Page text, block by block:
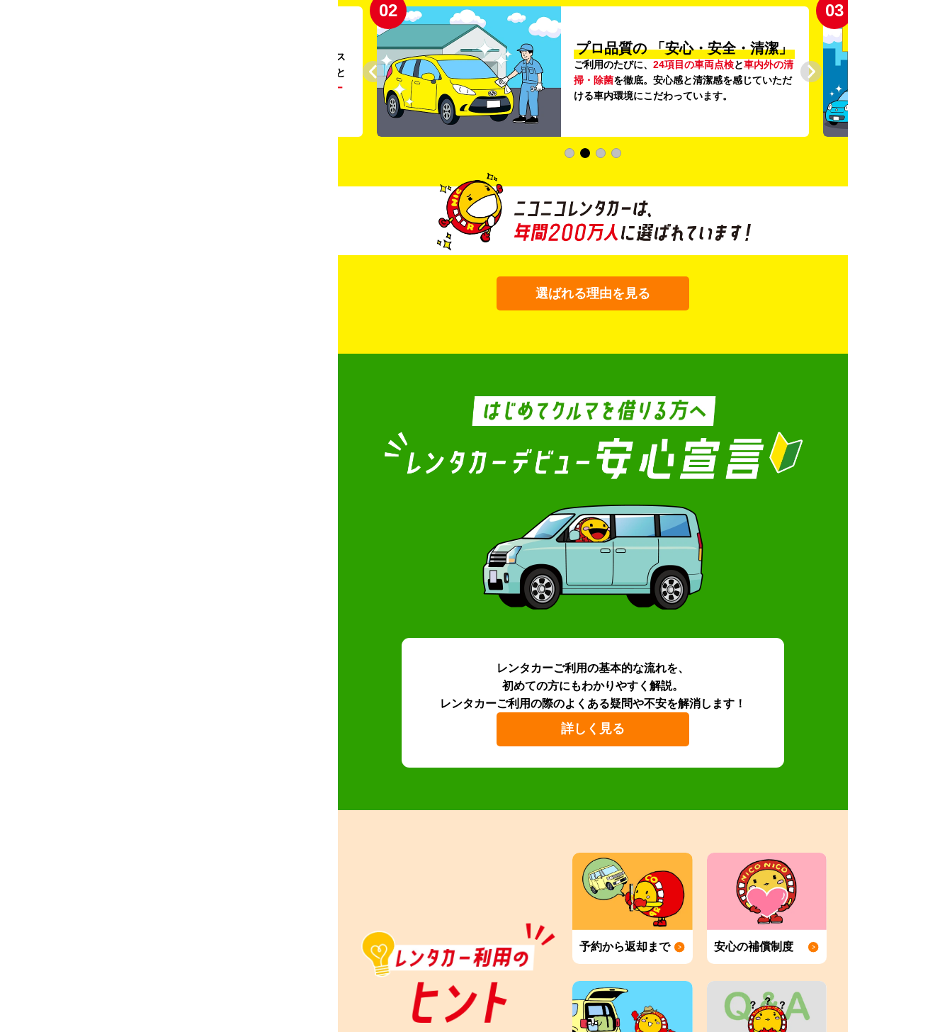
。ガソリンス
タンドや整備工場の既存インフラを活用すること
リー
02
プロ品質の 「安心・安全・清潔」
ご利用のたびに、 24項目の車両点検と車内外の清
掃・除菌を徹底。安心感と清潔感を感じていただ
ける車内環境にこだわっています。
03
選ばれる理由を見る
レンタカーご利用の基本的な流れを、
初めての方にもわかりやすく解説。
レンタカーご利用の際のよくある疑問や不安を解消します！
詳しく見る
予約から返却まで 安心の補償制度